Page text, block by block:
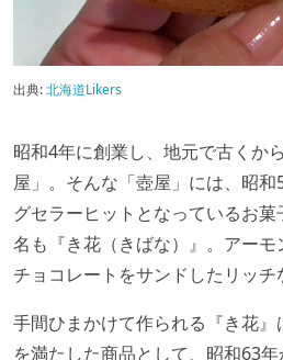
出典:北海道Likers
昭和4年に創業し、地元で古くか
屋」。そんな「壺屋」には、昭
グセラーヒットとなっているお
名も『き花（きばな）』。アーモ
チョコレートをサンドしたリッチ
手間ひまかけて作られる『き花
を満たした商品として、昭和63